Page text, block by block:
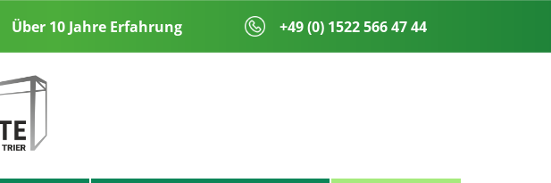
10 Jahre Erfahrung ​​+49 (0) 1522 566 47 44